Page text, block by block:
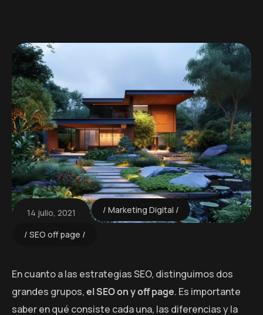
14 julio, 2021 Marketing Digital
SEO off page
En cuanto a las estrategias SEO, distinguimos dos
grandes grupos,el SEO on y off page. Es importante
saber en qué consiste cada una, las diferencias y la